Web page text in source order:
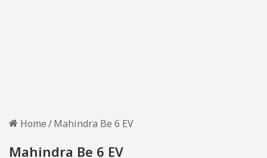
Home/Mahindra Be 6 EV
Mahindra Be 6 EV